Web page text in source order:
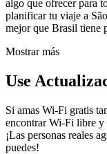
algo que ofrecer para
planificar tu viaje a
mejor que Brasil tiene
Mostrar más
Use
Si amas Wi-Fi gratis
encontrar Wi-Fi libre y
¡Las personas reales
puedes!